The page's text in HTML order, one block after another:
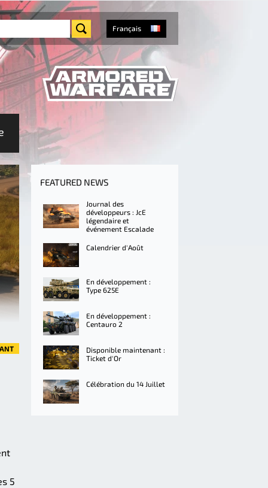
Français
5
FEATURED NEWS
Journal des
développeurs : JcE
légendaire et
événement Escalade
Calendrier d'Août
En développement :
Type 625E
En développement :
Centauro 2
Disponible maintenant :
Ticket d'Or
Célébration du 14 Juillet